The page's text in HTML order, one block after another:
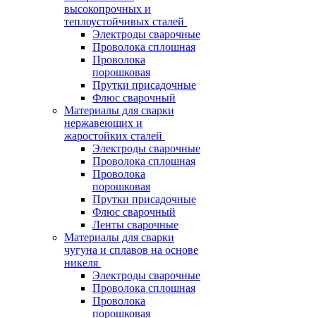
высокопрочных и
теплоустойчивых сталей
Электроды сварочные
Проволока сплошная
Проволока
порошковая
Прутки присадочные
Флюс сварочный
Материалы для сварки
нержавеющих и
жаростойких сталей
Электроды сварочные
Проволока сплошная
Проволока
порошковая
Прутки присадочные
Флюс сварочный
Ленты сварочные
Материалы для сварки
чугуна и сплавов на основе
никеля
Электроды сварочные
Проволока сплошная
Проволока
порошковая